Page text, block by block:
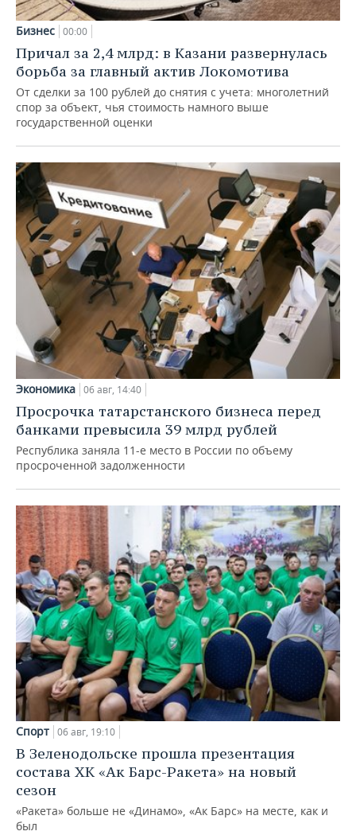
Бизнес 00:00
Причал за 2,4 млрд: в Казани развернулась
борьба за главный актив Локомотива
От сделки за 100 рублей до снятия с учета: многолетний
спор за объект, чья стоимость намного выше
государственной оценки
Экономика 06 авг, 14:40
Просрочка татарстанского бизнеса перед
банками превысила 39 млрд рублей
Республика заняла 11-е место в России по объему
просроченной задолженности
Спорт 06 авг, 19:10
В Зеленодольске прошла презентация
состава ХК «Ак Барс-Ракета» на новый
сезон
«Ракета» больше не «Динамо», «Ак Барс» на месте, как и
был